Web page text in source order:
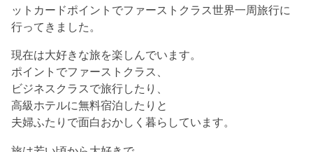
ットカードポイントでファーストクラス世界一周旅行に
行ってきました。
現在は大好きな旅を楽しんでいます。
ポイントでファーストクラス、
ビジネスクラスで旅行したり、
高級ホテルに無料宿泊したりと
夫婦ふたりで面白おかしく暮らしています。